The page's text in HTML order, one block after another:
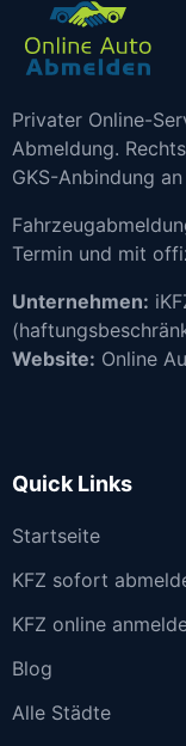
Privater Online-
Abmeldung.
GKS-Anbindung
Termin und mit
Unternehmen:
Website: Online
Quick Links
Startseite
KFZ sofort
KFZ online
Blog
Alle Städte